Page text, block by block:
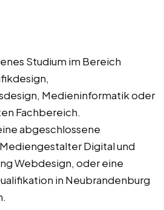
Studium im Bereich
Medieninformatik oder
Fachbereich.
abgeschlossene
Digital und
Webdesign, oder eine
in Neubrandenburg